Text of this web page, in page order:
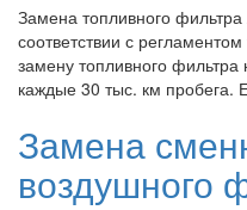
Замена топливного
соответствии с
замену топливного
каждые 30 тыс. км пробега.
Замена
воздушного